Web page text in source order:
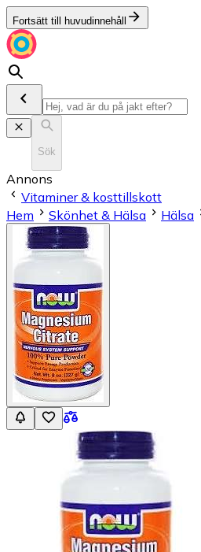
Fortsätt till huvudinnehåll
Sök
Annons
Vitaminer & kosttillskott
Hem
Skönhet & Hälsa Hälsa